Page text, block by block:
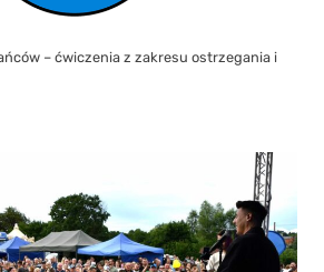
– ćwiczenia z zakresu ostrzegania i